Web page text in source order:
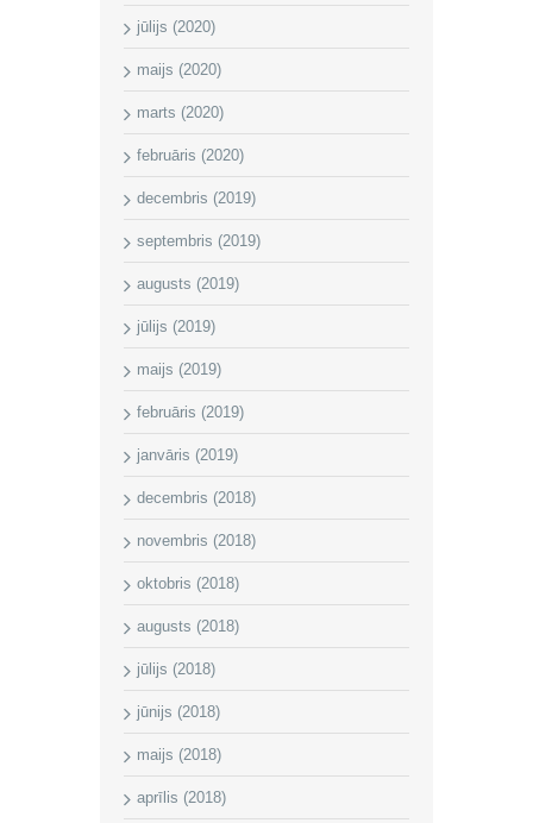
jūlijs (2020)
maijs (2020)
marts (2020)
februāris (2020)
decembris (2019)
septembris (2019)
augusts (2019)
jūlijs (2019)
maijs (2019)
februāris (2019)
janvāris (2019)
decembris (2018)
novembris (2018)
oktobris (2018)
augusts (2018)
jūlijs (2018)
jūnijs (2018)
maijs (2018)
aprīlis (2018)